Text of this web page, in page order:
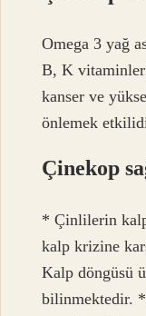
Omega 3 yağ
B, K
kanser ve
önlemek
Çinekop
* Çinlilerin
kalp krizine
Kalp döngüsü
bilinmektedir.